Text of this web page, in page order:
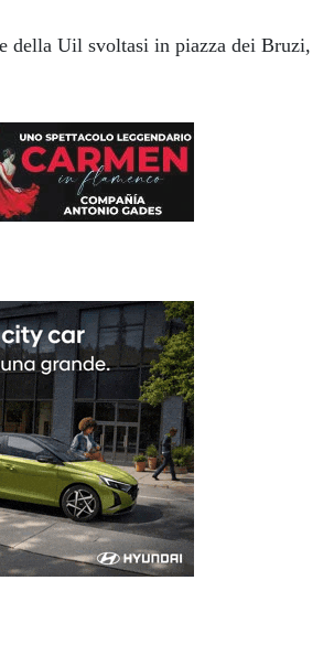
della Uil svoltasi in piazza dei Bruzi,